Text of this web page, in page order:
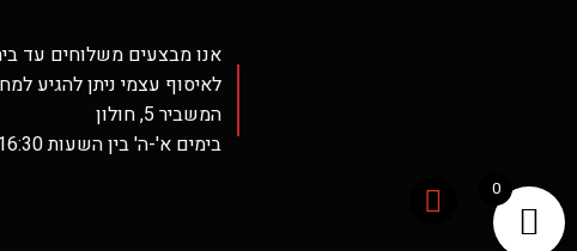
אנו מבצעים משלוחים עד
לאיסוף עצמי ניתן להגיע
המשביר 5, חולון
בימים א'-ה' בין השעות 12:30-16:30 בלבד.
0